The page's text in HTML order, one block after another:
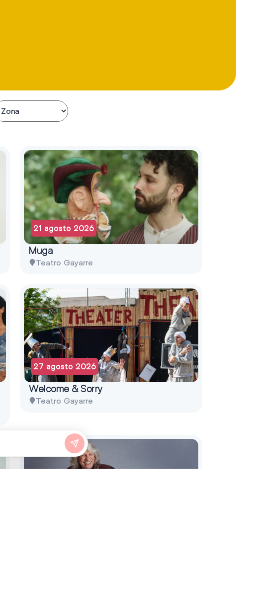
21 agosto 2026
Muga
Teatro Gayarre
27 agosto 2026
Welcome & Sorry
Teatro Gayarre